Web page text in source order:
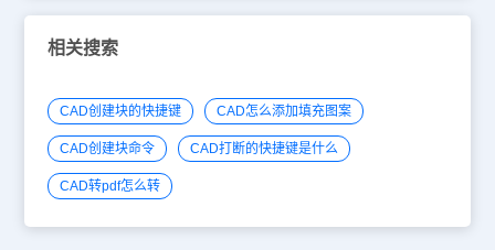
相关搜索
CAD创建块的快捷键 CAD怎么添加填充图案
CAD创建块命令 CAD打断的快捷键是什么
CAD转pdf怎么转